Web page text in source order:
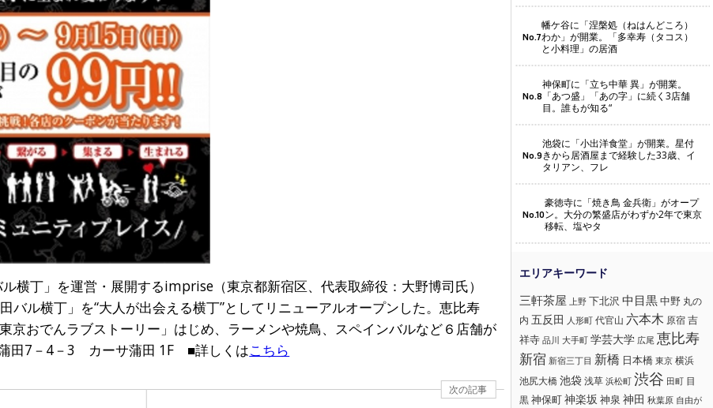
横丁」を運営・展開するimprise（東京都新宿区、代表取締役：大野博司氏）
バル横丁」を“大人が出会える横丁”としてリニューアルオープンした。恵比寿
京おでんラブストーリー」はじめ、ラーメンや焼鳥、スペインバルなど６店舗が
田7－4－3 カーサ蒲田 1F ■詳しくはこちら
次の記事
No.7
幡ケ谷に「涅槃処（ねはんどころ）
わか」が開業。「多幸寿（タコス）
と小料理」の居酒
No.8
神保町に「立ち中華 異」が開業。
「あつ盛」「あの字」に続く3店舗
目。誰もが知る“
No.9
池袋に「小出洋食堂」が開業。星付
きから居酒屋まで経験した33歳、イ
タリアン、フレ
No.10
豪徳寺に「焼き鳥 金兵衛」がオープ
ン。大分の繁盛店がわずか2年で東京
移転、塩やタ
三軒茶屋 上野 下北沢 中目黒中野 丸の
内 五反田 人形町 代官山 六本木 原宿 吉
祥寺 品川 大手町 学芸大学 広尾 恵比寿
新宿 新宿三丁目 新橋 日本橋 東京 横浜
池尻大橋 池袋浅草 浜松町 渋谷 田町 目
黒神保町神楽坂 神泉 神田 秋葉原 自由が